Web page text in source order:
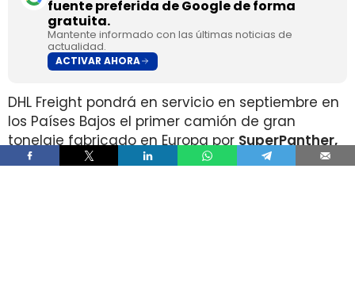
fuente preferida de Google de forma
gratuita.
Mantente informado con las últimas noticias de
actualidad.
ACTIVAR AHORA
DHL Freight pondrá en servicio en septiembre en
los Países Bajos el primer camión de gran
tonelaje fabricado en Europa por SuperPanther,
después de trasladar la unidad desde Austria